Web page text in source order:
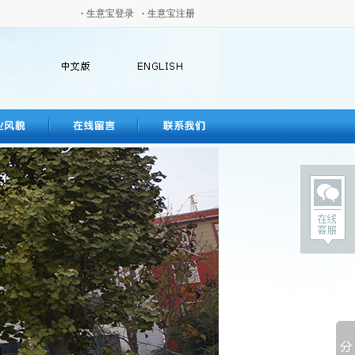
· 生意宝登录 · 生意宝注册